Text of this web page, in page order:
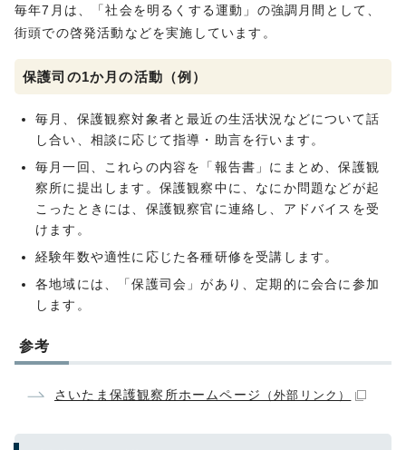
毎年7月は、「社会を明るくする運動」の強調月間として、
街頭での啓発活動などを実施しています。
保護司の1か月の活動（例）
毎月、保護観察対象者と最近の生活状況などについて話
し合い、相談に応じて指導・助言を行います。
毎月一回、これらの内容を「報告書」にまとめ、保護観
察所に提出します。保護観察中に、なにか問題などが起
こったときには、保護観察官に連絡し、アドバイスを受
けます。
経験年数や適性に応じた各種研修を受講します。
各地域には、「保護司会」があり、定期的に会合に参加
します。
参考
さいたま保護観察所ホームページ （外部リンク）